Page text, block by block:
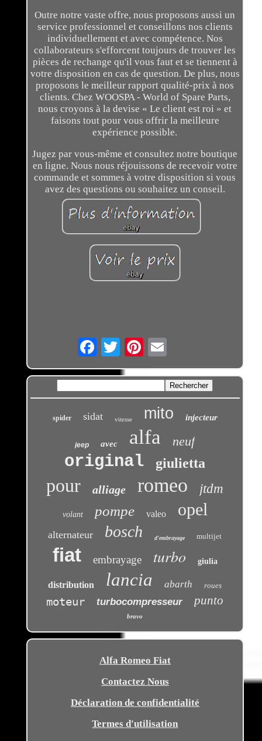
Outre notre vaste offre, nous proposons aussi un
service professionnel et conseillons nos clients
individuellement et avec compétence. Nos
collaborateurs s'efforcent toujours de trouver les
pièces de rechange qu'il vous faut et se tiennent à
votre disposition en cas de question. De plus, nous
proposons le meilleur rapport qualité-prix à nos
clients. Chez WOOSPA - World of Spare Parts,
nous croyons à la devise « Le client est roi » et
faisons tout pour vous offrir la meilleure
expérience possible.
Jugez par vous-même et consultez notre boutique
en ligne. Nous nous réjouissons de recevoir votre
commande et sommes à votre disposition si vous
avez des questions ou souhaitez un conseil.
Email
spider sidat vitesse mito injecteur
jeep avec alfa neuf
original giulietta
pour alliage romeo jtdm
volant pompe valeo opel
alternateur bosch d'embrayage multijet
fiat embrayage turbo giulia
distribution lancia abarth roues
moteur turbocompresseur punto
bravo
Alfa Romeo Fiat
Contactez Nous
Déclaration de confidentialité
Termes d'utilisation